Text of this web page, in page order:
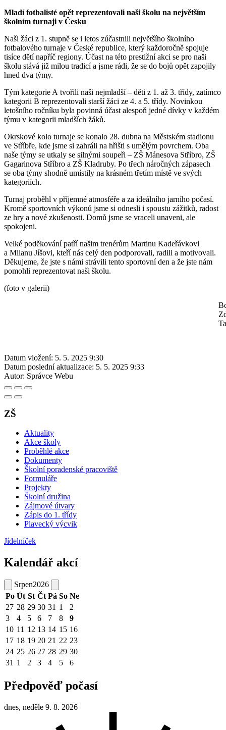
Mladí fotbalisté opět reprezentovali naši školu na největším
školním turnaji v Česku
Naši žáci z 1. stupně se i letos zúčastnili největšího školního
fotbalového turnaje v České republice, který každoročně spojuje
tisíce dětí napříč regiony. Účast na této prestižní akci se pro naši
školu stává již milou tradicí a jsme rádi, že se do bojů opět zapojily
hned dva týmy.
Tým kategorie A tvořili naši nejmladší – děti z 1. až 3. třídy, zatímco
kategorii B reprezentovali starší žáci ze 4. a 5. třídy. Novinkou
letošního ročníku byla povinná účast alespoň jedné dívky v každém
týmu v kategorii mladších žáků.
Okrskové kolo turnaje se konalo 28. dubna na Městském stadionu
ve Stříbře, kde jsme si zahráli na hřišti s umělým povrchem. Oba
naše týmy se utkaly se silnými soupeři – ZŠ Mánesova Stříbro, ZŠ
Gagarinova Stříbro a ZŠ Kladruby. Po třech náročných zápasech
se oba týmy shodně umístily na krásném třetím místě ve svých
kategoriích.
Turnaj proběhl v příjemné atmosféře a za ideálního jarního počasí.
Kromě sportovních výkonů jsme si odnesli i spoustu zážitků, radost
ze hry a nové zkušenosti. Domů jsme se vraceli unaveni, ale
spokojeni.
Velké poděkování patří našim trenérům Martinu Kadeřávkovi
a Milanu Jíšovi, kteří nás celý den podporovali, radili a motivovali.
Děkujeme, že jste s námi strávili tento sportovní den a že jste nám
pomohli reprezentovat naši školu.
(foto v galerii)
Datum vložení: 5. 5. 2025 9:30
Datum poslední aktualizace: 5. 5. 2025 9:33
Autor: Správce Webu
ZŠ
Aktuality
Akce školy
Proběhlé akce
Dokumenty
Školní poradenské pracoviště
Formuláře
Projekty
Školní družina
Zájmové útvary
Zápis do 1. třídy
Plavecký výcvik
Jídelníček
Kalendář akcí
Srpen2026
Po Út St Čt Pá So Ne
27 28 29 30 31 1
2
3
4 5 6 7 8
9
10 11 12 13 14 15 16
17 18 19 20 21 22 23
24 25 26 27 28 29 30
31 1 2 3 4 5 6
Předpověď počasí
dnes, neděle 9. 8. 2026